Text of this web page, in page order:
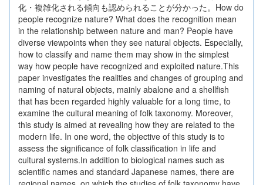
化・複雑化される傾向も認められることが分かった。How do
people recognize nature? What does the recognition mean
in the relationship between nature and man? People have
diverse viewpoints when they see natural objects. Especially,
how to classify and name them may show in the simplest
way how people have recognized and exploited nature.This
paper investigates the realities and changes of grouping and
naming of natural objects, mainly abalone and a shellfish
that has been regarded highly valuable for a long time, to
examine the cultural meaning of folk taxonomy. Moreover,
this study is aimed at revealing how they are related to the
modern life. In one word, the objective of this study is to
assess the significance of folk classification in life and
cultural systems.In addition to biological names such as
scientific names and standard Japanese names, there are